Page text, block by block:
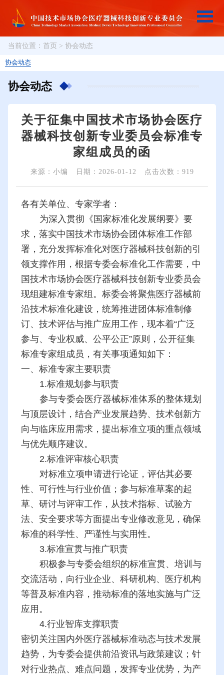
当前位置： 首页 > 协会动态
协会动态
协会动态
关于征集中国技术市场协会医疗
器械科技创新专业委员会标准专
家组成员的函
来源：小编 日期：2026-01-12 点击次数：919
各有关单位、专家学者：
为深入贯彻《国家标准化发展纲要》要
求，落实中国技术市场协会团体标准工作部
署，充分发挥标准化对医疗器械科技创新的引
领支撑作用，根据专委会标准化工作需要，中
国技术市场协会医疗器械科技创新专业委员会
现组建标准专家组。标委会将聚焦医疗器械前
沿技术标准化建设，统筹推进团体标准制修
订、技术评估与推广应用工作，现本着“广泛
参与、专业权威、公平公正”原则，公开征集
标准专家组成员，有关事项通知如下：
一、标准专家主要职责
1.标准规划参与职责
参与专委会医疗器械标准体系的整体规划
与顶层设计，结合产业发展趋势、技术创新方
向与临床应用需求，提出标准立项的重点领域
与优先顺序建议。
2.标准评审核心职责
对标准立项申请进行论证，评估其必要
性、可行性与行业价值；参与标准草案的起
草、研讨与评审工作，从技术指标、试验方
法、安全要求等方面提出专业修改意见，确保
标准的科学性、严谨性与实用性。
3.标准宣贯与推广职责
积极参与专委会组织的标准宣贯、培训与
交流活动，向行业企业、科研机构、医疗机构
等普及标准内容，推动标准的落地实施与广泛
应用。
4.行业智库支撑职责
密切关注国内外医疗器械标准动态与技术发展
趋势，为专委会提供前沿资讯与政策建议；针
对行业热点、难点问题，发挥专业优势，为产